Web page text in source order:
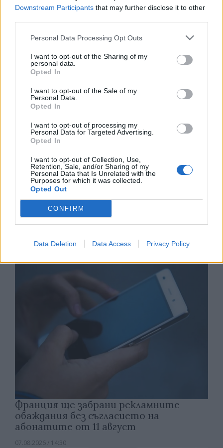
Downstream Participants that may further disclose it to other
Personal Data Processing Opt Outs
I want to opt-out of the Sharing of my
personal data.
Opted In
I want to opt-out of the Sale of my
Personal Data.
Opted In
I want to opt-out of processing my
Personal Data for Targeted Advertising.
Opted In
I want to opt-out of Collection, Use,
Retention, Sale, and/or Sharing of my
Personal Data that Is Unrelated with the
Purposes for which it was collected.
Opted Out
CONFIRM
Data Deletion Data Access Privacy Policy
Изкуствен интелект за първи път
07.08.2026 / 15:30
Астронавти на NASA излязоха в
07.08.2026 / 15:00
Франция ще забрани рекламните
обаждания без съгласието на
абонатите от 11 август
07.08.2026 / 14:30